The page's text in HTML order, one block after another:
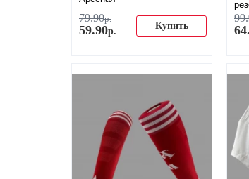
79.90р.
59.90р. Купить
99.
64.